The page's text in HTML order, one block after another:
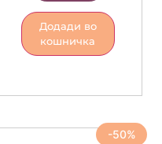
Додади во
кошничка
-50%